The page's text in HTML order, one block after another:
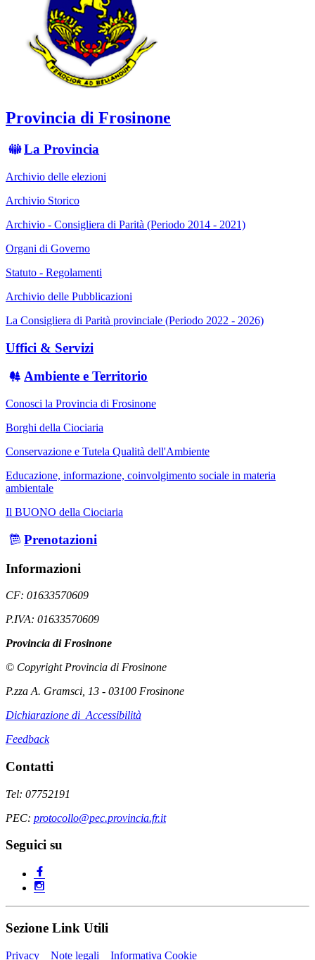
Provincia di Frosinone
La Provincia
Archivio delle elezioni
Archivio Storico
Archivio - Consigliera di Parità (Periodo 2014 - 2021)
Organi di Governo
Statuto - Regolamenti
Archivio delle Pubblicazioni
La Consigliera di Parità provinciale (Periodo 2022 - 2026)
Uffici & Servizi
Ambiente e Territorio
Conosci la Provincia di Frosinone
Borghi della Ciociaria
Conservazione e Tutela Qualità dell'Ambiente
Educazione, informazione, coinvolgimento sociale in materia
ambientale
Il BUONO della Ciociaria
Prenotazioni
Informazioni
CF: 01633570609
P.IVA: 01633570609
Provincia di Frosinone
© Copyright Provincia di Frosinone
P.zza A. Gramsci, 13 - 03100 Frosinone
Dichiarazione di Accessibilità
Feedback
Contatti
Tel: 07752191
PEC: protocollo@pec.provincia.fr.it
Seguici su
Sezione Link Utili
Privacy Note legali
Informativa Cookie